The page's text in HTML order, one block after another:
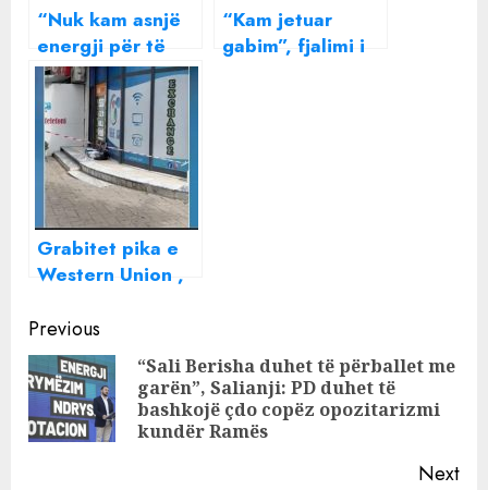
“Nuk kam asnjë
energji për të
urryer një shpirt”
Beatrix ndan një
mesazh të
rëndësishëm me
të gjithë
“Kam jetuar
gabim”, fjalimi i
Grabitet pika e
Western Union ,
çantë me para
Continue
Reading
Previous
“Sali Berisha duhet të përballet me
garën”, Salianji: PD duhet të
bashkojë çdo copëz opozitarizmi
kundër Ramës
Next